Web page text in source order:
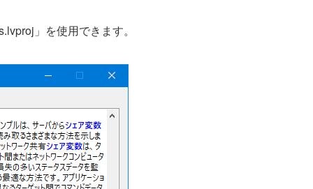
」を使用できます。